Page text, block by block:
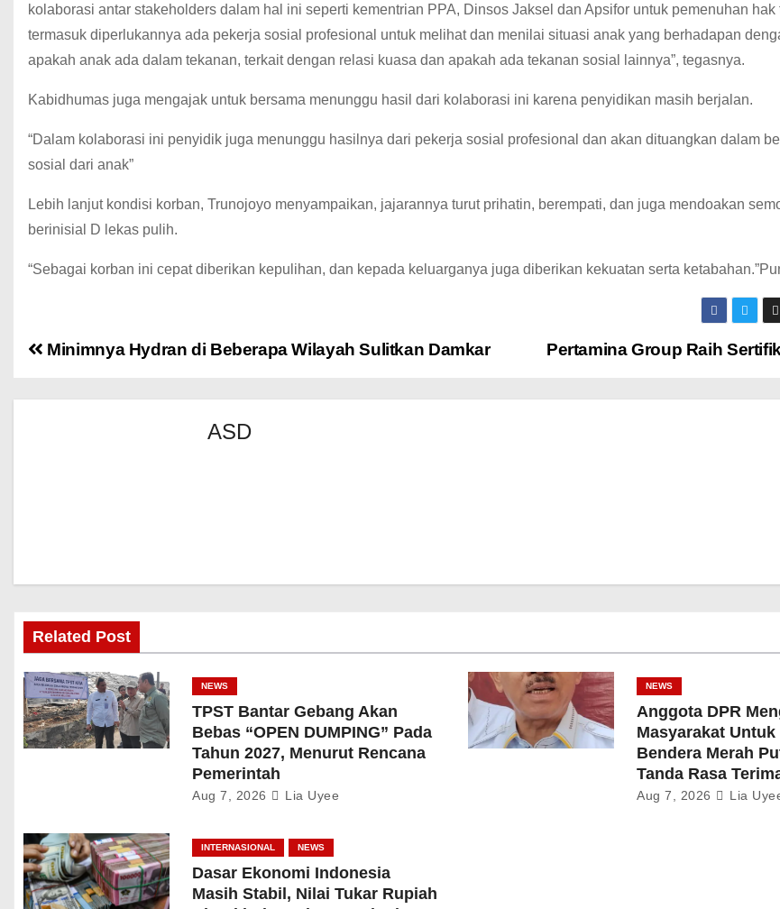
kolaborasi antar stakeholders dalam hal ini seperti kementrian PPA, Dinsos Jaksel dan Apsifor untuk pemenuhan hak
termasuk diperlukannya ada pekerja sosial profesional untuk melihat dan menilai situasi anak yang berhadapan
apakah anak ada dalam tekanan, terkait dengan relasi kuasa dan apakah ada tekanan sosial lainnya”, tegasnya.
Kabidhumas juga mengajak untuk bersama menunggu hasil dari kolaborasi ini karena penyidikan masih berjalan.
“Dalam kolaborasi ini penyidik juga menunggu hasilnya dari pekerja sosial profesional dan akan dituangkan dalam
sosial dari anak”
Lebih lanjut kondisi korban, Trunojoyo menyampaikan, jajarannya turut prihatin, berempati, dan juga mendoakan
berinisial D lekas pulih.
“Sebagai korban ini cepat diberikan kepulihan, dan kepada keluarganya juga diberikan kekuatan serta
Pertamina Group Raih
Minimnya Hydran di Beberapa Wilayah Sulitkan Damkar
ASD
Related Post
NEWS
TPST Bantar Gebang Akan
Bebas “OPEN DUMPING” Pada
Tahun 2027, Menurut Rencana
Pemerintah
Aug 7, 2026 Lia Uyee
NEWS
Anggota DPR
Masyarakat
Bendera Merah
Tanda Rasa
Aug 7, 2026 Lia
INTERNASIONAL NEWS
Dasar Ekonomi Indonesia
Masih Stabil, Nilai Tukar Rupiah